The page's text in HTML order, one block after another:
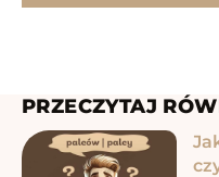
PRZECZYTAJ